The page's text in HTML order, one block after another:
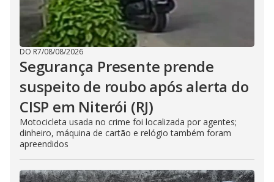
DO R7/08/08/2026
Segurança Presente prende
suspeito de roubo após alerta do
CISP em Niterói (RJ)
Motocicleta usada no crime foi localizada por agentes;
dinheiro, máquina de cartão e relógio também foram
apreendidos